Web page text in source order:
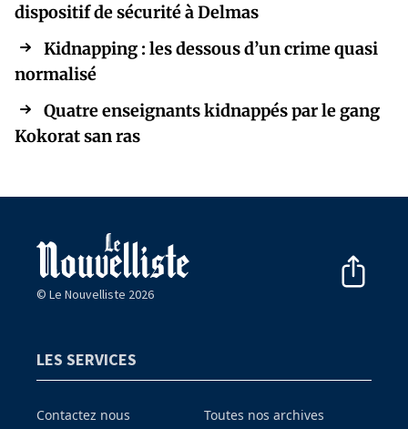
dispositif de sécurité à Delmas
Kidnapping : les dessous d’un crime quasi
normalisé
Quatre enseignants kidnappés par le gang
Kokorat san ras
© Le Nouvelliste 2026
LES SERVICES
Contactez nous Toutes nos archives